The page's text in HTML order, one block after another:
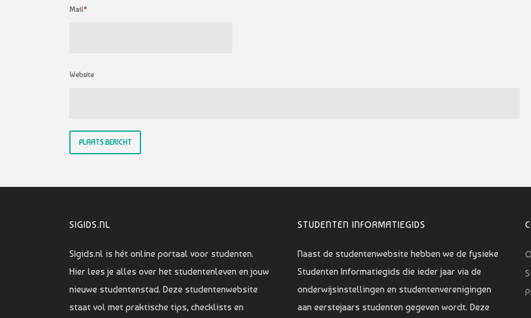
Mail*
Website
SIGIDS.NL
SIgids.nl is hét online portaal voor studenten.
Hier lees je alles over het studentenleven en jouw
nieuwe studentenstad. Deze studentenwebsite
staat vol met praktische tips, checklists en
STUDENTEN INFORMATIEGIDS
Naast de studentenwebsite hebben we de fysieke
Studenten Informatiegids die ieder jaar via de
onderwijsinstellingen en studentenverenigingen
aan eerstejaars studenten gegeven wordt. Deze